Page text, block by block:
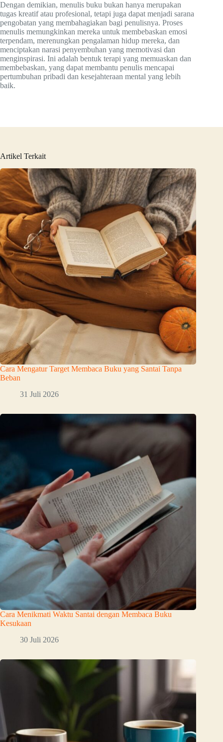
Dengan demikian, menulis buku bukan hanya merupakan
tugas kreatif atau profesional, tetapi juga dapat menjadi sarana
pengobatan yang membahagiakan bagi penulisnya. Proses
menulis memungkinkan mereka untuk membebaskan emosi
terpendam, merenungkan pengalaman hidup mereka, dan
menciptakan narasi penyembuhan yang memotivasi dan
menginspirasi. Ini adalah bentuk terapi yang memuaskan dan
membebaskan, yang dapat membantu penulis mencapai
pertumbuhan pribadi dan kesejahteraan mental yang lebih
baik.
Artikel Terkait
Cara Mengatur Target Membaca Buku yang Santai Tanpa
Beban
31 Juli 2026
Cara Menikmati Waktu Santai dengan Membaca Buku
Kesukaan
30 Juli 2026